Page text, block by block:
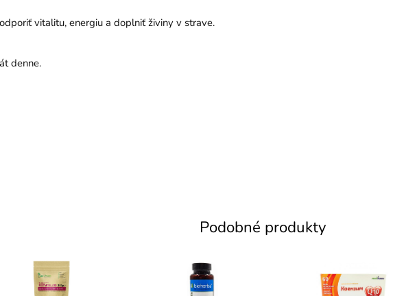
vitalitu, energiu a doplniť živiny v strave.
denne.
Podobné produkty